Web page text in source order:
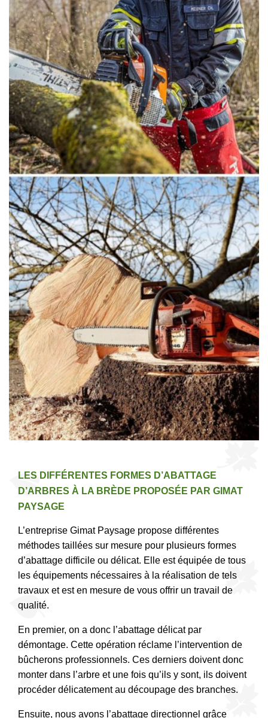
LES DIFFÉRENTES FORMES D’ABATTAGE
D’ARBRES À LA BRÈDE PROPOSÉE PAR GIMAT
PAYSAGE
L’entreprise Gimat Paysage propose différentes
méthodes taillées sur mesure pour plusieurs formes
d’abattage difficile ou délicat. Elle est équipée de tous
les équipements nécessaires à la réalisation de tels
travaux et est en mesure de vous offrir un travail de
qualité.
En premier, on a donc l’abattage délicat par
démontage. Cette opération réclame l’intervention de
bûcherons professionnels. Ces derniers doivent donc
monter dans l’arbre et une fois qu’ils y sont, ils doivent
procéder délicatement au découpage des branches.
Ensuite, nous avons l’abattage directionnel grâce